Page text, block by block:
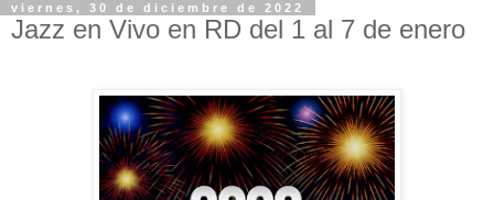
viernes, 30 de diciembre de 2022
Jazz en Vivo en RD del 1 al 7 de enero